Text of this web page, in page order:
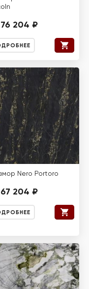
204 ₽
Nero Portoro
204 ₽